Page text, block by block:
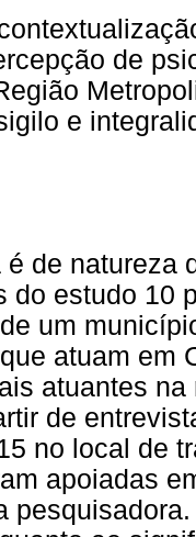
de
e
é de natureza
do estudo 10
um
atuam em
atuantes
de
no local de
apoiadas